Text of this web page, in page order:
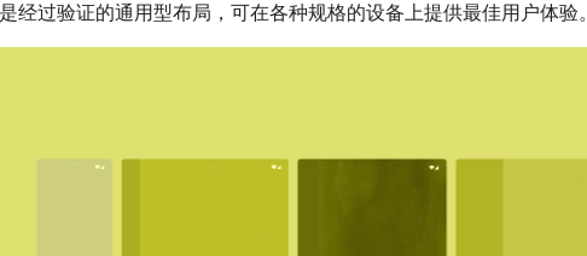
经过验证的通用型布局，可在各种规格的设备上提供最佳用户体验。